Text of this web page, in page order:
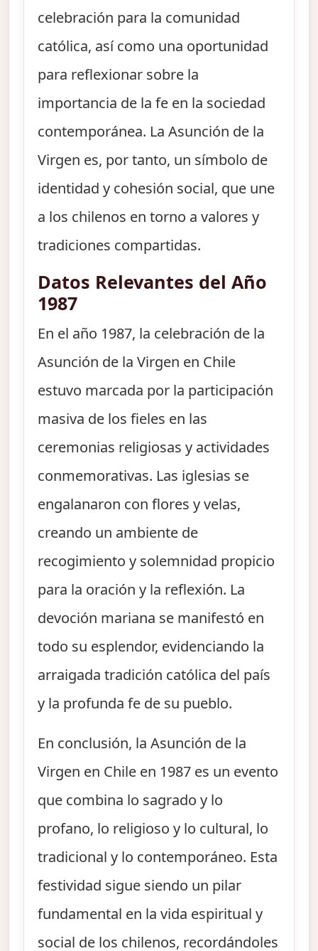
celebración para la comunidad
católica, así como una oportunidad
para reflexionar sobre la
importancia de la fe en la sociedad
contemporánea. La Asunción de la
Virgen es, por tanto, un símbolo de
identidad y cohesión social, que une
a los chilenos en torno a valores y
tradiciones compartidas.
Datos Relevantes del Año
1987
En el año 1987, la celebración de la
Asunción de la Virgen en Chile
estuvo marcada por la participación
masiva de los fieles en las
ceremonias religiosas y actividades
conmemorativas. Las iglesias se
engalanaron con flores y velas,
creando un ambiente de
recogimiento y solemnidad propicio
para la oración y la reflexión. La
devoción mariana se manifestó en
todo su esplendor, evidenciando la
arraigada tradición católica del país
y la profunda fe de su pueblo.
En conclusión, la Asunción de la
Virgen en Chile en 1987 es un evento
que combina lo sagrado y lo
profano, lo religioso y lo cultural, lo
tradicional y lo contemporáneo. Esta
festividad sigue siendo un pilar
fundamental en la vida espiritual y
social de los chilenos, recordándoles